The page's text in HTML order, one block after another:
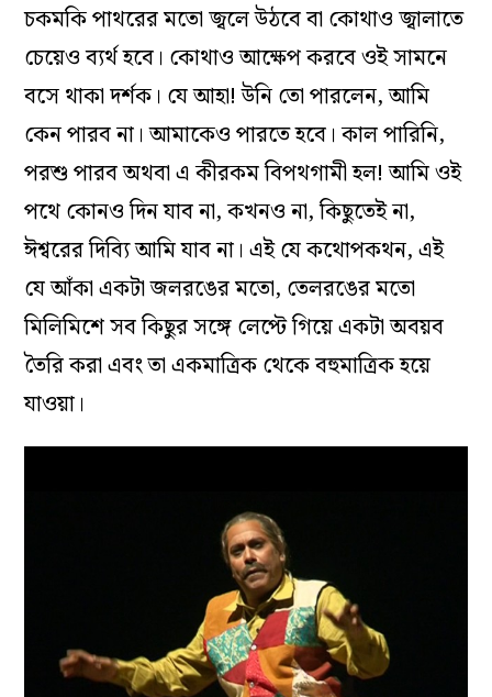
চকমকি পাথরের মতো জ্বলে উঠবে বা কোথাও জ্বালাতে
চেয়েও ব‌্যর্থ হবে। কোথাও আক্ষেপ করবে ওই সামনে
বসে থাকা দর্শক। যে আহা! উনি তো পারলেন, আমি
কেন পারব না। আমাকেও পারতে হবে। কাল পারিনি,
পরশু পারব অথবা এ কীরকম বিপথগামী হল! আমি ওই
পথে কোনও দিন যাব না, কখনও না, কিছুতেই না,
ঈশ্বরের দিব‌্যি আমি যাব না। এই যে কথোপকথন, এই
যে আঁকা একটা জলরঙের মতো, তেলরঙের মতো
মিলিমিশে সব কিছুর সঙ্গে লেপ্টে গিয়ে একটা অবয়ব
তৈরি করা এবং তা একমাত্রিক থেকে বহুমাত্রিক হয়ে
যাওয়া।